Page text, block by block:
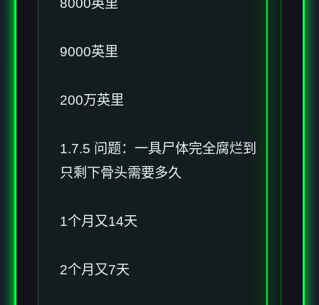
8000英里
9000英里
200万英里
1.7.5 问题：一具尸体完全腐烂到
只剩下骨头需要多久
1个月又14天
2个月又7天